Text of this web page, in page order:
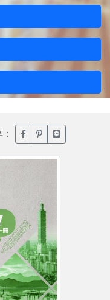
臉書分享(另開新視窗)
噗浪分享(另開新
Line分享(另